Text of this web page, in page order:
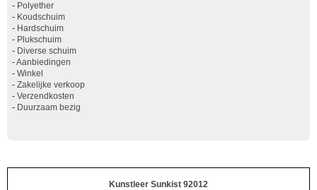
- Polyether
- Koudschuim
- Hardschuim
- Plukschuim
- Diverse schuim
-Aanbiedingen
- Winkel
- Zakelijke verkoop
- Verzendkosten
- Duurzaam bezig
Kunstleer Sunkist 92012